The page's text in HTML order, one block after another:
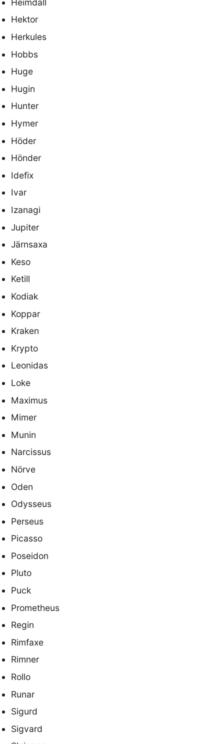
Heimdall
Hektor
Herkules
Hobbs
Huge
Hugin
Hunter
Hymer
Höder
Hönder
Idefix
Ivar
Izanagi
Jupiter
Järnsaxa
Keso
Ketill
Kodiak
Koppar
Kraken
Krypto
Leonidas
Loke
Maximus
Mimer
Munin
Narcissus
Nörve
Oden
Odysseus
Perseus
Picasso
Poseidon
Pluto
Puck
Prometheus
Regin
Rimfaxe
Rimner
Rollo
Runar
Sigurd
Sigvard